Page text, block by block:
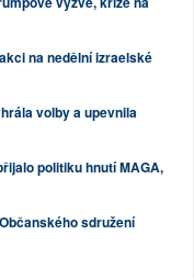
na nedělní izraelské
volby a upevnila
politiku hnutí MAGA,
sdružení